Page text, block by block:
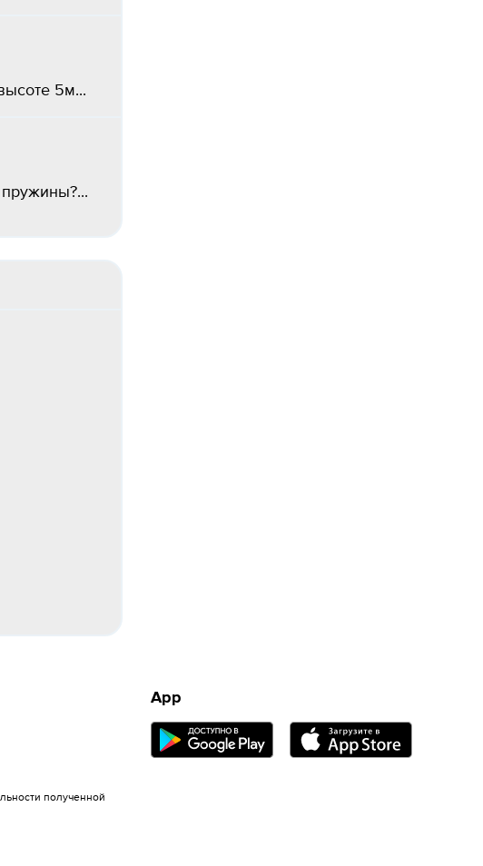
5м...
полученной
App